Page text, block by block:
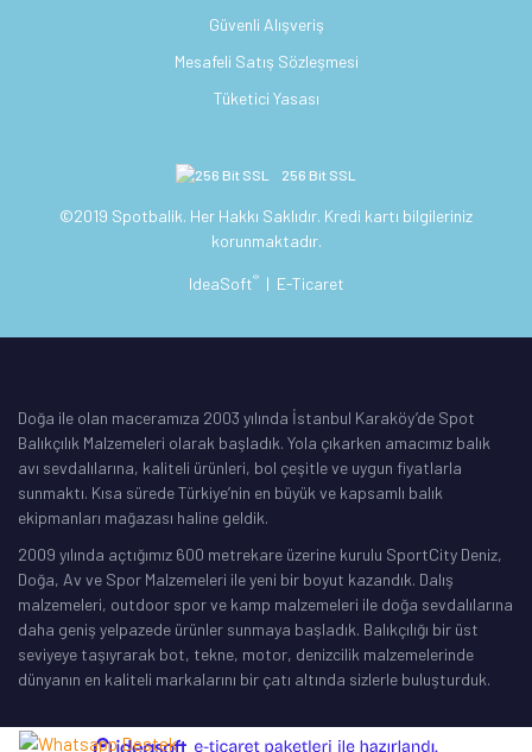
Güvenli Alışveriş
Mesafeli Satış Sözleşmesi
Tüketici Yasası
256 Bit SSL
©2019 Spotbalik. Her Hakkı Saklıdır. Kredi kartı bilgileriniz
korunmaktadır.
IdeaSoft® | E-Ticaret
Doğa ile olan maceramıza 2003 yılında İstanbul Karaköy’de Spot
Balıkçılık Malzemeleri olarak başladık. Yola çıkarken amacımız balık
avı sevdalılarına, kaliteli ürünleri, bol çeşitle ve uygun fiyatlarla
sunmaktı. Kısa sürede Türkiye’nin en büyük ve kapsamlı balık
ekipmanları mağazası haline geldik.
2009 yılında açtığımız 600 metrekare üzerine kurulu SportCity Deniz,
Doğa, Av ve Spor Malzemeleri ile yeni bir boyut kazandık. Dalış
malzemeleri, outdoor spor ve kamp malzemeleri ile doğa sevdalılarına
daha geniş yelpazede ürünler sunmaya başladık. Balıkçılığı bir üst
seviyeye taşıyrarak bot, tekne, motor, denizcilik malzemelerinde
dünyanın en kaliteli markalarını bir çatı altında sizlerle buluşturduk.
ideasoft e-